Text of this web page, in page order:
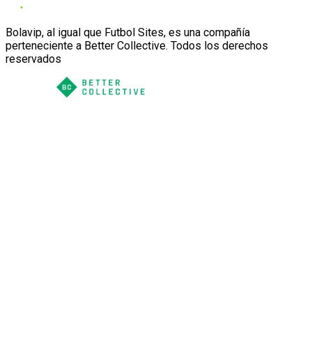
Bolavip, al igual que Futbol Sites, es una compañía
perteneciente a Better Collective. Todos los derechos
reservados